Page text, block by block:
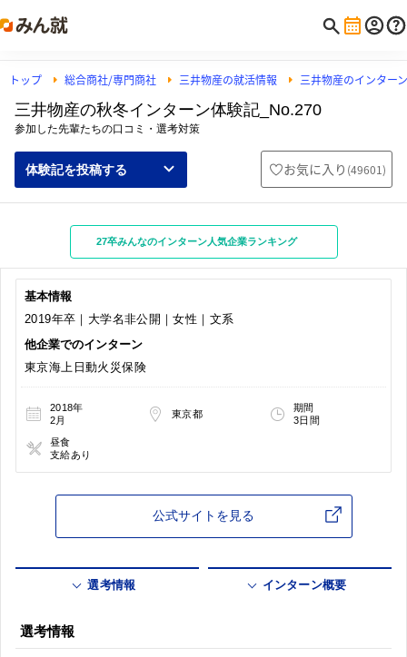
トップ 総合商社/専門商社 三井物産の就活情報 三井物産のインター
三井物産の秋冬インターン体験記_No.270
参加した先輩たちの口コミ・選考対策
体験記を投稿する お気に入り (49601)
27卒みんなのインターン人気企業ランキング
基本情報
2019年卒｜大学名非公開｜女性｜文系
他企業でのインターン
東京海上日動火災保険
2018年
2月
東京都
期間
3日間
昼食
支給あり
公式サイトを見る
選考情報 インターン概要
選考情報